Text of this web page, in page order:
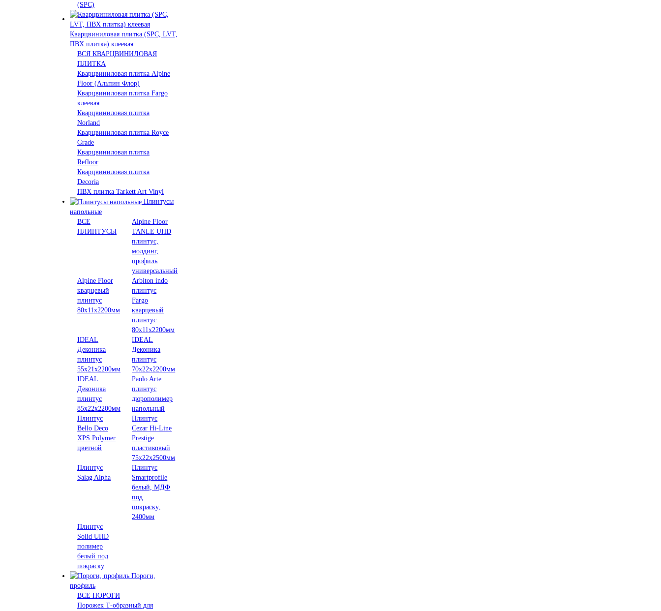
(SPC)
Кварцвиниловая плитка (SPC, LVT,
ПВХ плитка) клеевая
ВСЯ КВАРЦВИНИЛОВАЯ
ПЛИТКА
Кварцвиниловая плитка Alpine
Floor (Альпин Флор)
Кварцвиниловая плитка Fargo
клеевая
Кварцвиниловая плитка
Norland
Кварцвиниловая плитка Royce
Grade
Кварцвиниловая плитка
Refloor
Кварцвиниловая плитка
Decoria
ПВХ плитка Tarkett Art Vinyl
Плинтусы
напольные
ВСЕ
ПЛИНТУСЫ
Alpine Floor
TANLE UHD
плинтус,
молдинг,
профиль
универсальный
Alpine Floor
кварцевый
плинтус
80х11х2200мм
Arbiton indo
плинтус
Fargo
кварцевый
плинтус
80х11х2200мм
IDEAL
Деконика
плинтус
55х21х2200мм
IDEAL
Деконика
плинтус
70х22х2200мм
IDEAL
Деконика
плинтус
85х22х2200мм
Paolo Arte
плинтус
дюрополимер
напольный
Плинтус
Bello Deco
XPS Polymer
цветной
Плинтус
Cezar Hi-Line
Prestige
пластиковый
75х22х2500мм
Плинтус
Salag Alpha
Плинтус
Smartprofile
белый, МДФ
под
покраску,
2400мм
Плинтус
Solid UHD
полимер
белый под
покраску
Пороги,
профиль
ВСЕ ПОРОГИ
Порожек Т-образный для